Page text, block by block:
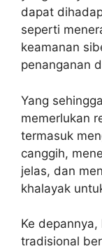
dapat
seperti
keamanan
penanganan
Yang
memerlukan
termasuk
canggih,
jelas, dan
khalayak
Ke
tradisional